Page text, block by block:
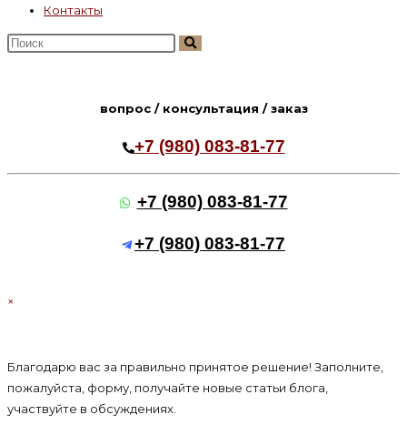
Контакты
Поиск
вопрос / консультация / заказ
+7 (980) 083-81-77
+7 (980) 083-81-77
+7 (980) 083-81-77
×
Благодарю вас за правильно принятое решение! Заполните,
пожалуйста, форму, получайте новые статьи блога,
участвуйте в обсуждениях.